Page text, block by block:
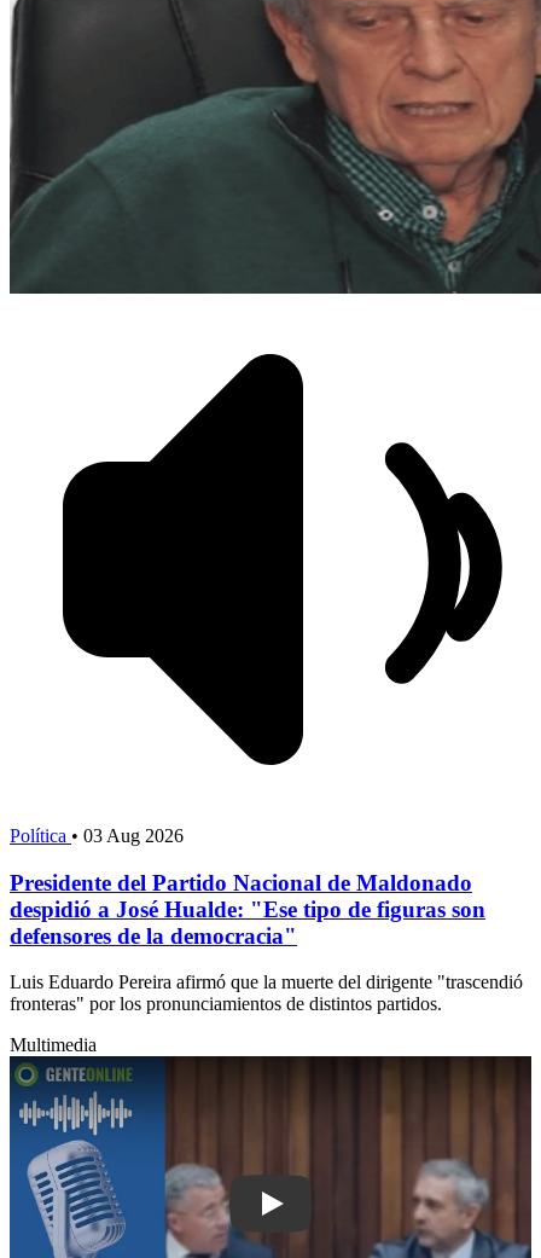
Política • 03 Aug 2026
Presidente del Partido Nacional de Maldonado
despidió a José Hualde: "Ese tipo de figuras son
defensores de la democracia"
Luis Eduardo Pereira afirmó que la muerte del dirigente "trascendió
fronteras" por los pronunciamientos de distintos partidos.
Multimedia
Play: Nuevo presidente de la junta: